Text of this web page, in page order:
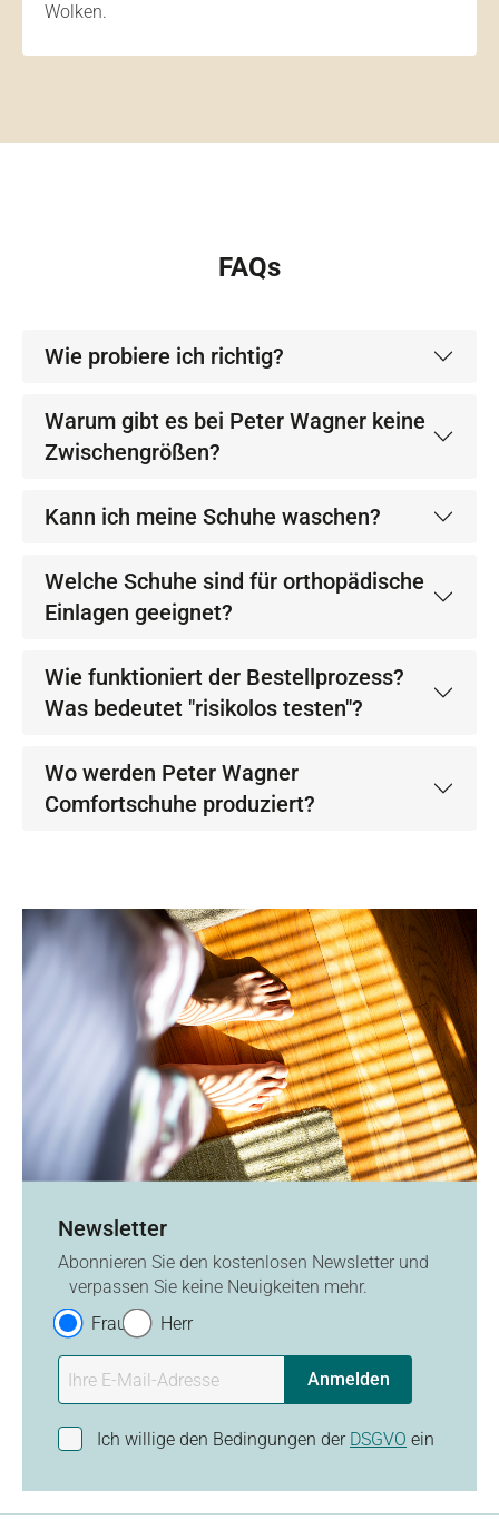
Wolken.
FAQs
Wie probiere ich richtig?
Warum gibt es bei Peter Wagner keine
Zwischengrößen?
Kann ich meine Schuhe waschen?
Welche Schuhe sind für orthopädische
Einlagen geeignet?
Wie funktioniert der Bestellprozess?
Was bedeutet "risikolos testen"?
Wo werden Peter Wagner
Comfortschuhe produziert?
Newsletter
Abonnieren Sie den kostenlosen Newsletter und
verpassen Sie keine Neuigkeiten mehr.
Frau
Herr
Anmelden
Ich willige den Bedingungen der DSGVO ein